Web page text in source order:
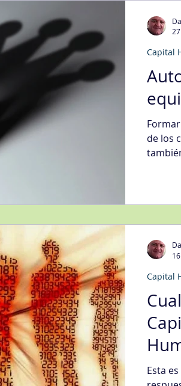
Tecnología Informática
Gestión de Quejas Gestión
Continua
Digital Ventas Compras
de los
Capital
Esta
Capital